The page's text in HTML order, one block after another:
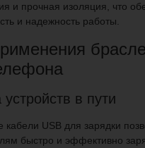
и прочная изоляция, что
и надежность работы.
в пути
кабели USB для зарядки
быстро и эффективно